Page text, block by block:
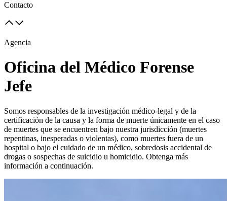
Contacto
Agencia
Oficina del Médico Forense
Jefe
Somos responsables de la investigación médico-legal y de la
certificación de la causa y la forma de muerte únicamente en el caso
de muertes que se encuentren bajo nuestra jurisdicción (muertes
repentinas, inesperadas o violentas), como muertes fuera de un
hospital o bajo el cuidado de un médico, sobredosis accidental de
drogas o sospechas de suicidio u homicidio. Obtenga más
información a continuación.